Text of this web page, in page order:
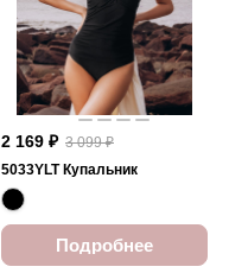
2 169 ₽ 3 099 ₽
5033YLT Купальник
Подробнее